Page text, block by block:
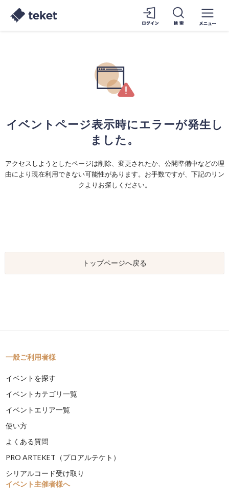
イベントページ表示時にエラーが発生し
ました。
アクセスしようとしたページは削除、変更されたか、公開準備中などの理
由により現在利用できない可能性があります。お手数ですが、下記のリン
クよりお探しください。
トップページへ戻る
一般ご利用者様
イベントを探す
イベントカテゴリ一覧
イベントエリア一覧
使い方
よくある質問
PRO ARTEKET（プロアルテケト）
シリアルコード受け取り
イベント主催者様へ